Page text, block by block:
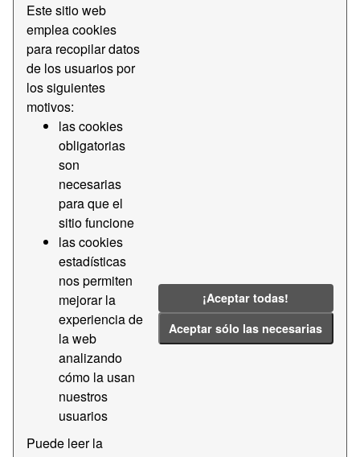
Este sitio web
emplea cookies
para recopilar datos
de los usuarios por
los siguientes
motivos:
las cookies
obligatorias
son
necesarias
para que el
sitio funcione
las cookies
estadísticas
nos permiten
mejorar la
experiencia de
la web
analizando
cómo la usan
nuestros
usuarios
Puede leer la
¡Aceptar todas!
Aceptar sólo las necesarias
Ordenar por
2 conjuntos de datos encontrados
Licencias: CC BY-SA 4.0
transparencia-licitaciones-apb
PDF
CSV
2021
Contractació
Filtrar Resultados
Transparencia - Contratos menores
Datos de transparencia - Contratos menores
PDF
Transparencia - Contratos mayores
Datos de transparencia - Contratos mayores